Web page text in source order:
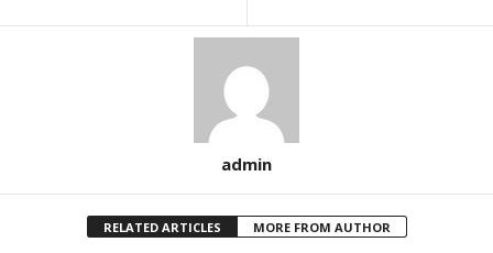
admin
RELATED ARTICLES MORE FROM AUTHOR